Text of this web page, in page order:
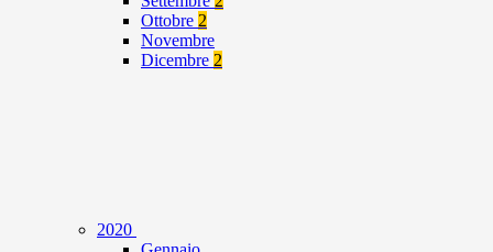
Ottobre 2
Novembre
Dicembre 2
2020